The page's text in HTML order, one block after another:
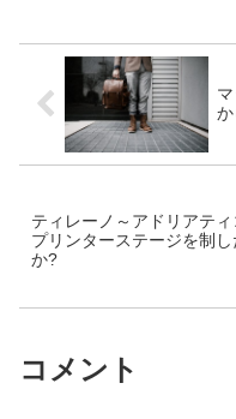
か
ティレーノ～アドリアテ
プリンターステージを制
か?
コメント